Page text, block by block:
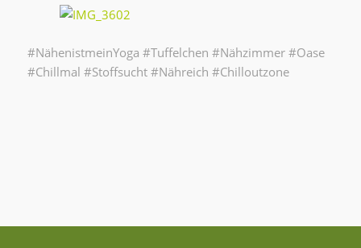
#NähenistmeinYoga #Tuffelchen #Nähzimmer #Oase
#Chillmal #Stoffsucht #Nähreich #Chilloutzone